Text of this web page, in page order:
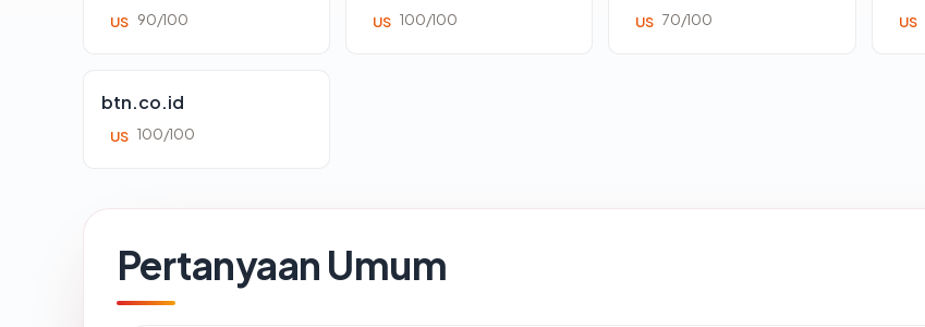
US 90/100 US 100/100 US 70/100 US
btn.co.id
US 100/100
Pertanyaan Umum